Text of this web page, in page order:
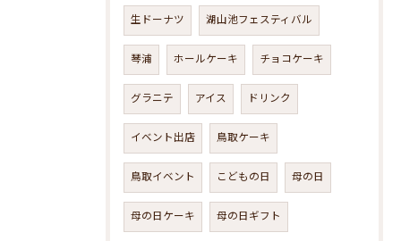
生ドーナツ 湖山池フェスティバル
琴浦 ホールケーキ チョコケーキ
グラニテ アイス ドリンク
イベント出店 鳥取ケーキ
鳥取イベント こどもの日 母の日
母の日ケーキ 母の日ギフト